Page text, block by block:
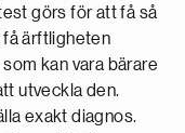
görs för att få så
ärftligheten
kan vara bärare
utveckla den.
exakt diagnos.